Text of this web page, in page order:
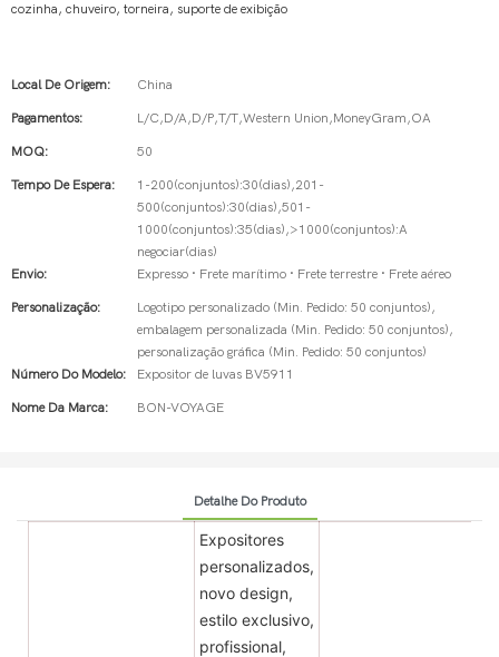
cozinha, chuveiro, torneira, suporte de exibição
Local De Origem: China
Pagamentos: L/C,D/A,D/P,T/T,Western Union,MoneyGram,OA
MOQ: 50
Tempo De Espera:
1-200(conjuntos):30(dias),201-
500(conjuntos):30(dias),501-
1000(conjuntos):35(dias),>1000(conjuntos):A
negociar(dias)
Envio:
Expresso · Frete marítimo · Frete terrestre · Frete aéreo
Personalização:
Logotipo personalizado (Min. Pedido: 50 conjuntos),
embalagem personalizada (Min. Pedido: 50 conjuntos),
personalização gráfica (Min. Pedido: 50 conjuntos)
Número Do Modelo:
Expositor de luvas BV5911
Nome Da Marca: BON-VOYAGE
Detalhe Do Produto
Expositores
personalizados,
novo design,
estilo exclusivo,
profissional,